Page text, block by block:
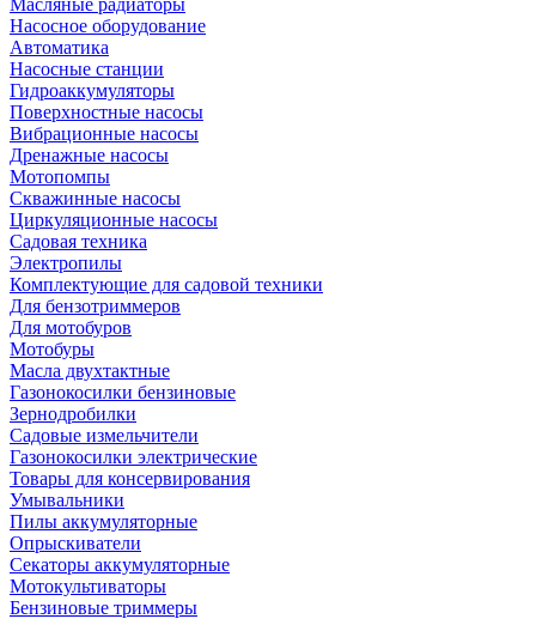
Масляные радиаторы
Насосное оборудование
Автоматика
Насосные станции
Гидроаккумуляторы
Поверхностные насосы
Вибрационные насосы
Дренажные насосы
Мотопомпы
Скважинные насосы
Циркуляционные насосы
Садовая техника
Электропилы
Комплектующие для садовой техники
Для бензотриммеров
Для мотобуров
Мотобуры
Масла двухтактные
Газонокосилки бензиновые
Зернодробилки
Садовые измельчители
Газонокосилки электрические
Товары для консервирования
Умывальники
Пилы аккумуляторные
Опрыскиватели
Секаторы аккумуляторные
Мотокультиваторы
Бензиновые триммеры